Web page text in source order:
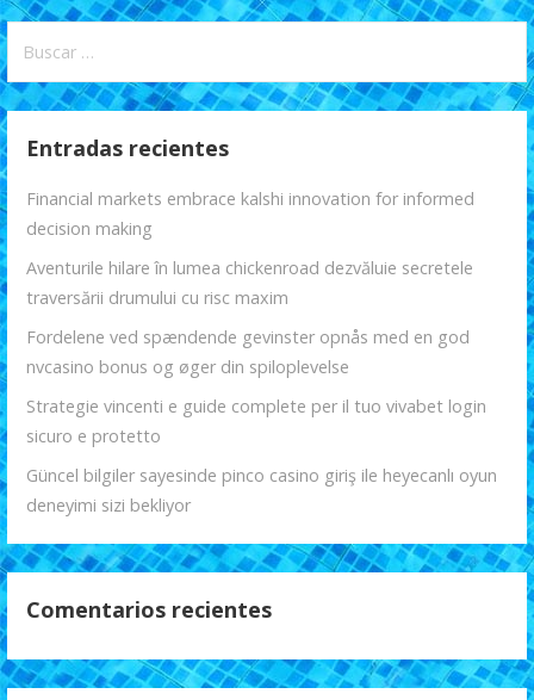
entradas
Buscar:
Entradas recientes
Financial markets embrace kalshi innovation for informed
decision making
Aventurile hilare în lumea chickenroad dezvăluie secretele
traversării drumului cu risc maxim
Fordelene ved spændende gevinster opnås med en god
nvcasino bonus og øger din spiloplevelse
Strategie vincenti e guide complete per il tuo vivabet login
sicuro e protetto
Güncel bilgiler sayesinde pinco casino giriş ile heyecanlı oyun
deneyimi sizi bekliyor
Comentarios recientes